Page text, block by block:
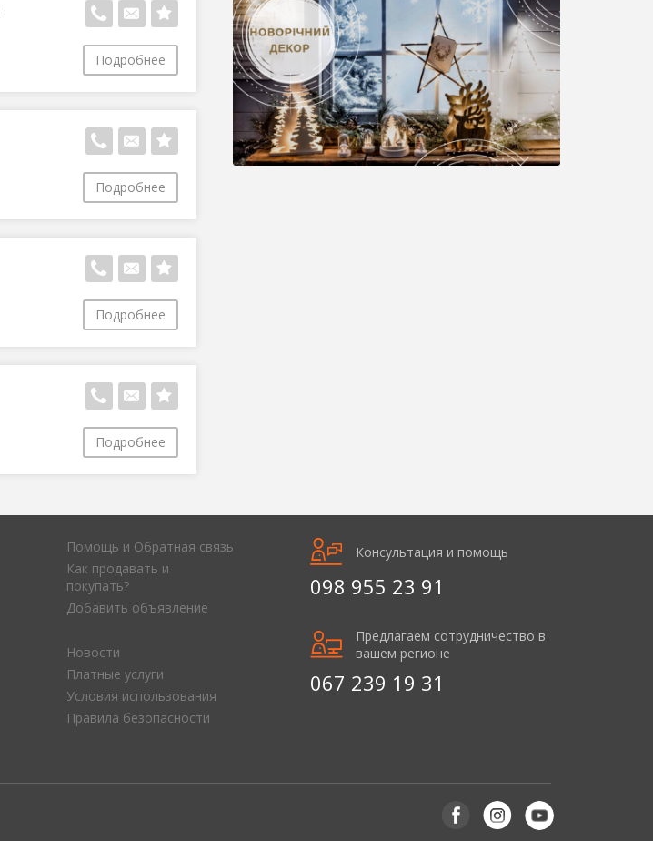
Подробнее
Подробнее
Подробнее
Подробнее
Помощь и Обратная связь
Как продавать и
покупать?
Добавить объявление
Новости
Платные услуги
Условия использования
Правила безопасности
Консультация и помощь
098 955 23 91
Предлагаем сотрудничество в
вашем регионе
067 239 19 31